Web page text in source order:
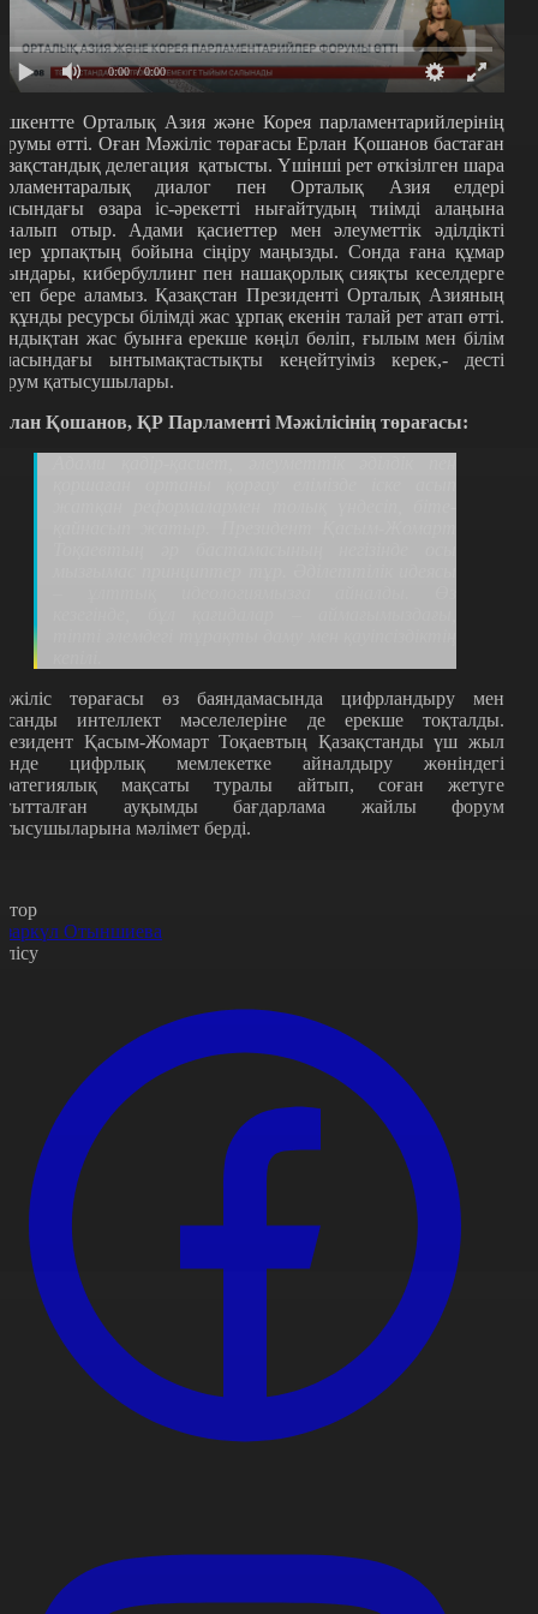
0:00 / 0:00
Орталық Азия және Корея парламентарийлерінің
өтті. Оған Мәжіліс төрағасы Ерлан Қошанов бастаған
делегация қатысты. Үшінші рет өткізілген шара
диалог пен Орталық Азия елдері
өзара іс-әрекетті нығайтудың тиімді алаңына
отыр. Адами қасиеттер мен әлеуметтік әділдікті
ұрпақтың бойына сіңіру маңызды. Сонда ғана құмар
кибербуллинг пен нашақорлық сияқты кеселдерге
бере аламыз. Қазақстан Президенті Орталық Азияның
құнды ресурсы білімді жас ұрпақ екенін талай рет атап өтті.
жас буынға ерекше көңіл бөліп, ғылым мен білім
ынтымақтастықты кеңейтуіміз керек,- десті
қатысушылары.
Қошанов, ҚР Парламенті Мәжілісінің төрағасы:
төрағасы өз баяндамасында цифрландыру мен
интеллект мәселелеріне де ерекше тоқталды.
Қасым-Жомарт Тоқаевтың Қазақстанды үш жыл
цифрлық мемлекетке айналдыру жөніндегі
мақсаты туралы айтып, соған жетуге
ауқымды бағдарлама жайлы форум
мәлімет берді.
Отыншиева